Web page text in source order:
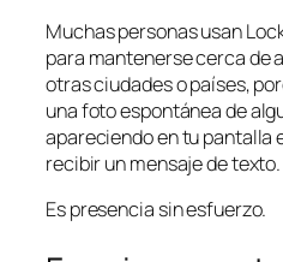
Muchas personas usan
para mantenerse cerca de
otras ciudades o países,
una foto espontánea de
apareciendo en tu pantalla
recibir un mensaje de texto.
Es presencia sin esfuerzo.